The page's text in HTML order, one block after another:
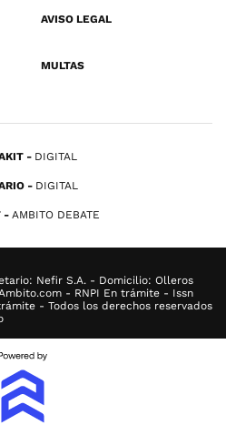
AVISO LEGAL
MULTAS
DIGITAL
DIGITAL
AMBITO DEBATE
Nefir S.A. - Domicilio: Olleros
- RNPI En trámite - Issn
- Todos los derechos reservados